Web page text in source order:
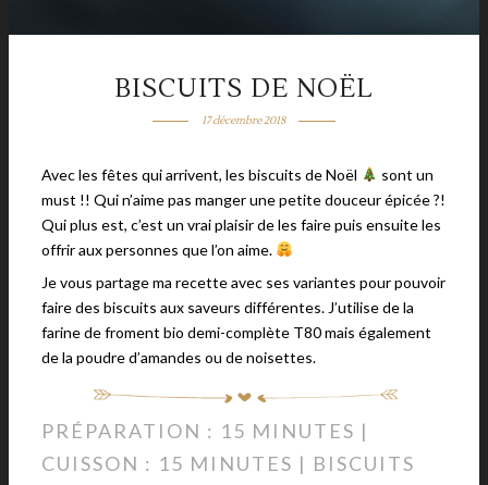
BISCUITS DE NOËL
17 décembre 2018
Avec les fêtes qui arrivent, les biscuits de Noël
sont un
must !! Qui n’aime pas manger une petite douceur épicée ?!
Qui plus est, c’est un vrai plaisir de les faire puis ensuite les
offrir aux personnes que l’on aime.
Je vous partage ma recette avec ses variantes pour pouvoir
faire des biscuits aux saveurs différentes. J’utilise de la
farine de froment bio demi-complète T80 mais également
de la poudre d’amandes ou de noisettes.
PRÉPARATION : 15 MINUTES |
CUISSON : 15 MINUTES | BISCUITS